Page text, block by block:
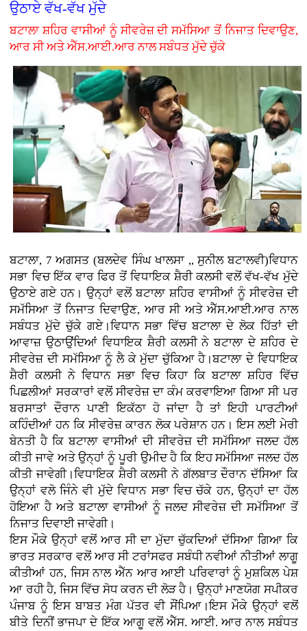
ਉਠਾਏ ਵੱਖ-ਵੱਖ ਮੁੱਦੇ
ਬਟਾਲਾ ਸ਼ਹਿਰ ਵਾਸੀਆਂ ਨੂੰ ਸੀਵਰੇਜ਼ ਦੀ ਸਮੱਸਿਆ ਤੋਂ ਨਿਜਾਤ ਦਿਵਾਉਣ,
ਆਰ ਸੀ ਅਤੇ ਐੱਸ.ਆਈ.ਆਰ ਨਾਲ ਸਬੰਧਤ ਮੁੱਦੇ ਚੁੱਕੇ
ਬਟਾਲਾ, 7 ਅਗਸਤ (ਬਲਦੇਵ ਸਿੰਘ ਖਾਲਸਾ ,, ਸੁਨੀਲ ਬਟਾਲਵੀ)ਵਿਧਾਨ
ਸਭਾ ਵਿਚ ਇੱਕ ਵਾਰ ਫਿਰ ਤੋਂ ਵਿਧਾਇਕ ਸ਼ੈਰੀ ਕਲਸੀ ਵਲੋਂ ਵੱਖ-ਵੱਖ ਮੁੱਦੇ
ਉਠਾਏ ਗਏ ਹਨ। ਉਨ੍ਹਾਂ ਵਲੋਂ ਬਟਾਲਾ ਸ਼ਹਿਰ ਵਾਸੀਆਂ ਨੂੰ ਸੀਵਰੇਜ਼ ਦੀ
ਸਮੱਸਿਆ ਤੋਂ ਨਿਜਾਤ ਦਿਵਾਉਣ, ਆਰ ਸੀ ਅਤੇ ਐੱਸ.ਆਈ.ਆਰ ਨਾਲ
ਸਬੰਧਤ ਮੁੱਦੇ ਚੁੱਕੇ ਗਏ।ਵਿਧਾਨ ਸਭਾ ਵਿੱਚ ਬਟਾਲਾ ਦੇ ਲੋਕ ਹਿੱਤਾਂ ਦੀ
ਆਵਾਜ਼ ਉਠਾਉਂਦਿਆਂ ਵਿਧਾਇਕ ਸ਼ੈਰੀ ਕਲਸੀ ਨੇ ਬਟਾਲਾ ਦੇ ਸ਼ਹਿਰ ਦੇ
ਸੀਵਰੇਜ਼ ਦੀ ਸਮੱਸਿਆ ਨੂੰ ਲੈ ਕੇ ਮੁੱਦਾ ਚੁੱਕਿਆ ਹੈ।ਬਟਾਲਾ ਦੇ ਵਿਧਾਇਕ
ਸ਼ੈਰੀ ਕਲਸੀ ਨੇ ਵਿਧਾਨ ਸਭਾ ਵਿਚ ਕਿਹਾ ਕਿ ਬਟਾਲਾ ਸ਼ਹਿਰ ਵਿੱਚ
ਪਿਛਲੀਆਂ ਸਰਕਾਰਾਂ ਵਲੋਂ ਸੀਵਰੇਜ਼ ਦਾ ਕੰਮ ਕਰਵਾਇਆ ਗਿਆ ਸੀ ਪਰ
ਬਰਸਾਤਾਂ ਦੌਰਾਨ ਪਾਣੀ ਇਕੱਠਾ ਹੋ ਜਾਂਦਾ ਹੈ ਤਾਂ ਇਹੀ ਪਾਰਟੀਆਂ
ਕਹਿੰਦੀਆਂ ਹਨ ਕਿ ਸੀਵਰੇਜ਼ ਕਾਰਨ ਲੋਕ ਪਰੇਸ਼ਾਨ ਹਨ। ਇਸ ਲਈ ਮੇਰੀ
ਬੇਨਤੀ ਹੈ ਕਿ ਬਟਾਲਾ ਵਾਸੀਆਂ ਦੀ ਸੀਵਰੇਜ਼ ਦੀ ਸਮੱਸਿਆ ਜਲਦ ਹੱਲ
ਕੀਤੀ ਜਾਵੇ ਅਤੇ ਉਨ੍ਹਾਂ ਨੂੰ ਪੂਰੀ ਉਮੀਦ ਹੈ ਕਿ ਇਹ ਸਮੱਸਿਆ ਜਲਦ ਹੱਲ
ਕੀਤੀ ਜਾਵੇਗੀ।ਵਿਧਾਇਕ ਸ਼ੈਰੀ ਕਲਸੀ ਨੇ ਗੱਲਬਾਤ ਦੌਰਾਨ ਦੱਸਿਆ ਕਿ
ਉਨ੍ਹਾਂ ਵਲੋ ਜਿੰਨੇ ਵੀ ਮੁੱਦੇ ਵਿਧਾਨ ਸਭਾ ਵਿਚ ਚੱਕੇ ਹਨ, ਉਨ੍ਹਾਂ ਦਾ ਹੱਲ
ਹੋਇਆ ਹੈ ਅਤੇ ਬਟਾਲਾ ਵਾਸੀਆਂ ਨੂੰ ਜਲਦ ਸੀਵਰੇਜ਼ ਦੀ ਸਮੱਸਿਆ ਤੋਂ
ਨਿਜਾਤ ਦਿਵਾਈ ਜਾਵੇਗੀ।
ਇਸ ਮੌਕੇ ਉਨ੍ਹਾਂ ਵਲੋਂ ਆਰ ਸੀ ਦਾ ਮੁੱਦਾ ਚੁੱਕਦਿਆਂ ਦੱਸਿਆ ਗਿਆ ਕਿ
ਭਾਰਤ ਸਰਕਾਰ ਵਲੋਂ ਆਰ ਸੀ ਟਰਾਂਸਫਰ ਸਬੰਧੀ ਨਵੀਆਂ ਨੀਤੀਆਂ ਲਾਗੂ
ਕੀਤੀਆਂ ਹਨ, ਜਿਸ ਨਾਲ ਐੱਨ ਆਰ ਆਈ ਪਰਿਵਾਰਾਂ ਨੂੰ ਮੁਸ਼ਕਿਲ ਪੇਸ਼
ਆ ਰਹੀ ਹੈ, ਜਿਸ ਵਿੱਚ ਸੋਧ ਕਰਨ ਦੀ ਲੋੜ ਹੈ। ਉਨ੍ਹਾਂ ਮਾਣਯੋਗ ਸਪੀਕਰ
ਪੰਜਾਬ ਨੂੰ ਇਸ ਬਾਬਤ ਮੰਗ ਪੱਤਰ ਵੀ ਸੌਂਪਿਆ।ਇਸ ਮੌਕੇ ਉਨ੍ਹਾਂ ਵਲੋਂ
ਬੀਤੇ ਦਿਨੀਂ ਭਾਜਪਾ ਦੇ ਇੱਕ ਆਗੂ ਵਲੋਂ ਐੱਸ. ਆਈ. ਆਰ ਨਾਲ ਸਬੰਧਤ